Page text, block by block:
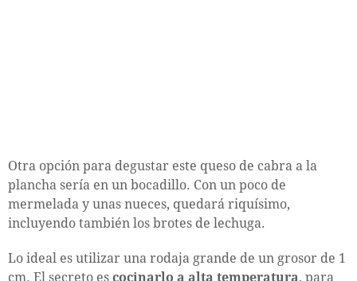
Otra opción para degustar este queso de cabra a la
plancha sería en un bocadillo. Con un poco de
mermelada y unas nueces, quedará riquísimo,
incluyendo también los brotes de lechuga.
Lo ideal es utilizar una rodaja grande de un grosor de 1
cm. El secreto es cocinarlo a alta temperatura, para